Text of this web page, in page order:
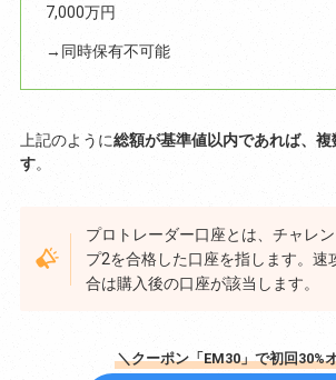
7,000万円
→同時保有不可能
上記のように総額が基準値以内であれば、
す。
プロトレーダー口座とは、チャレ
プ2を合格した口座を指します。速
合は購入後の口座が該当します。
＼クーポン「EM30」で初回30%